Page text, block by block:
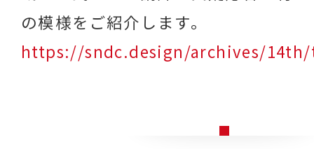
の模様をご紹介します。
https://sndc.design/archives/